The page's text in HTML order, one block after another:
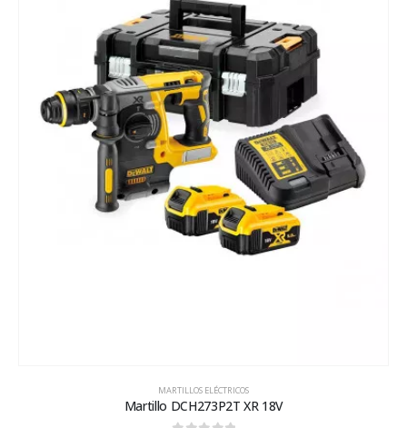
MARTILLOS ELÉCTRICOS
Martillo DCH273P2T XR 18V